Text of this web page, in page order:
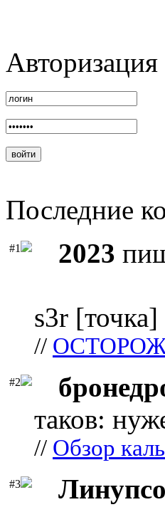
Авторизация
Последние
#1 2023
s3r
//
#2
таков:
// Обзор
#3